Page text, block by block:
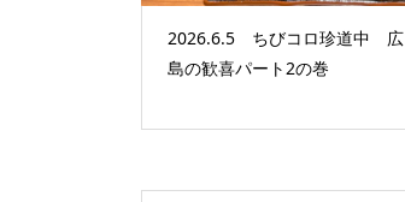
2026.6.5 ちびコロ珍道中 広
島の歓喜パート2の巻